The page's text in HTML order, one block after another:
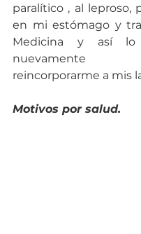
paralítico , al leproso,
en mi estómago y
Medicina y así lo
reincorporarme a mis
Motivos por salud.